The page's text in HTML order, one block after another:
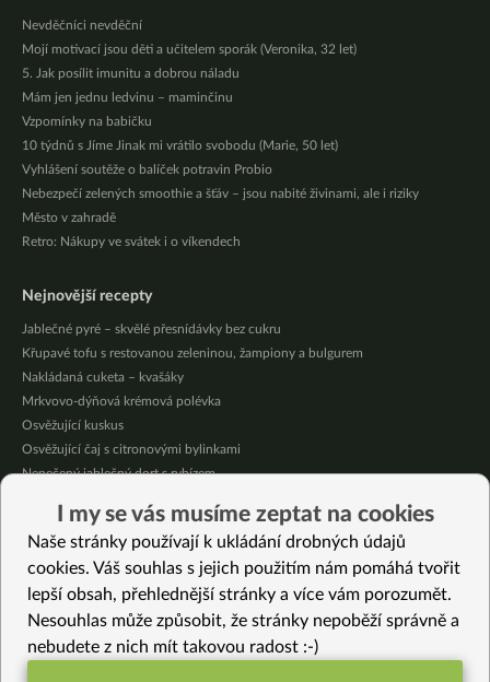
Nevděčníci nevděční
Mojí motivací jsou děti a učitelem sporák (Veronika, 32 let)
5. Jak posílit imunitu a dobrou náladu
Mám jen jednu ledvinu – maminčinu
Vzpomínky na babičku
10 týdnů s Jíme Jinak mi vrátilo svobodu (Marie, 50 let)
Vyhlášení soutěže o balíček potravin Probio
Nebezpečí zelených smoothie a šťáv – jsou nabité živinami, ale i riziky
Město v zahradě
Retro: Nákupy ve svátek i o víkendech
Nejnovější recepty
Jablečné pyré – skvělé přesnídávky bez cukru
Křupavé tofu s restovanou zeleninou, žampiony a bulgurem
Nakládaná cuketa – kvašáky
Mrkvovo-dýňová krémová polévka
Osvěžující kuskus
Osvěžující čaj s citronovými bylinkami
Nepečený jablečný dort s rybízem
Meruňky a jablka v citrónovém želé
Krémová zeleninová polévka s koprem a vločkami
Vybrané recepty
Kedlubnová polévka s ovesnými vločkami
Vánoční gratinovaný celer se žlutou hlívou na polentě
I my se vás musíme zeptat na cookies
Naše stránky používají k ukládání drobných údajů
cookies. Váš souhlas s jejich použitím nám pomáhá tvořit
lepší obsah, přehlednější stránky a více vám porozumět.
Nesouhlas může způsobit, že stránky nepoběží správně a
nebudete z nich mít takovou radost :-)